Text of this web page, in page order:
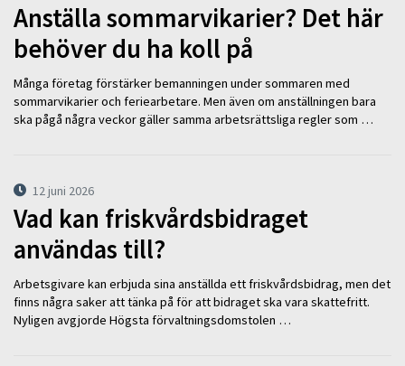
Anställa sommarvikarier? Det här
behöver du ha koll på
Många företag förstärker bemanningen under sommaren med
sommarvikarier och feriearbetare. Men även om anställningen bara
ska pågå några veckor gäller samma arbetsrättsliga regler som …
12 juni 2026
Vad kan friskvårdsbidraget
användas till?
Arbetsgivare kan erbjuda sina anställda ett friskvårdsbidrag, men det
finns några saker att tänka på för att bidraget ska vara skattefritt.
Nyligen avgjorde Högsta förvaltningsdomstolen …